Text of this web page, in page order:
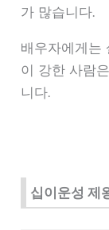
가 많습니다.
배우자에게는
이 강한 사람
니다.
십이운성 제